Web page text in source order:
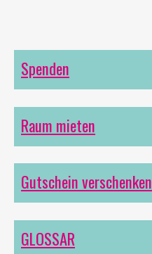
Spenden
Raum mieten
Gutschein verschenken
GLOSSAR